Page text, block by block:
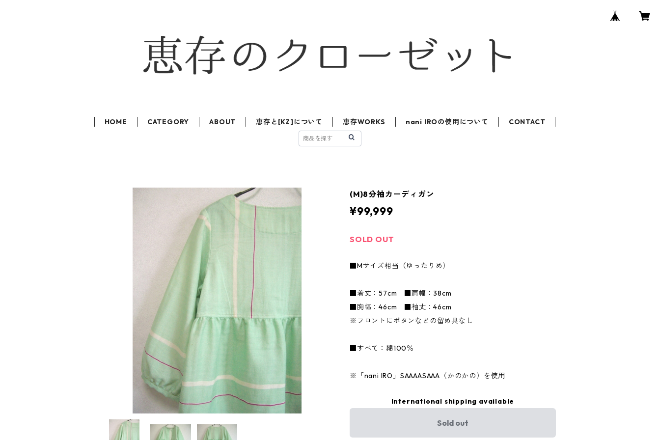
HOME CATEGORY ABOUT 恵存と[KZ]について 恵存WORKS nani IROの使用について CONTACT
(M)8分袖カーディガン
¥99,999
SOLD OUT
■Mサイズ相当（ゆったりめ）
■着丈：57cm ■肩幅：38cm
■胸幅：46cm ■袖丈：46cm
※フロントにボタンなどの留め具なし
■すべて：綿100％
※「nani IRO」SAAAASAAA（かのかの）を使用
International shipping available
Sold out